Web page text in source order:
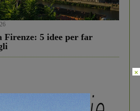
Firenze: 5 idee per far
×